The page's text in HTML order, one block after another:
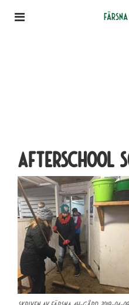
afterschool